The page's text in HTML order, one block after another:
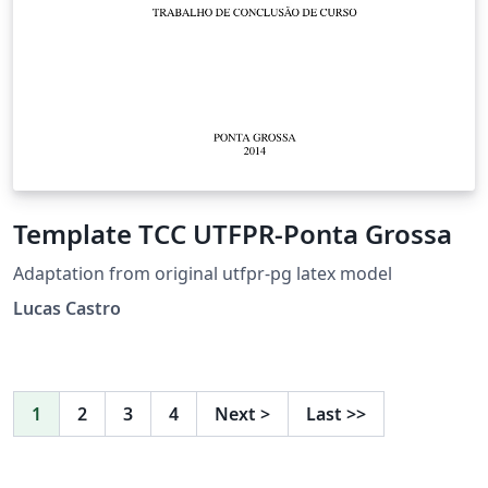
Template TCC UTFPR-Ponta Grossa
Adaptation from original utfpr-pg latex model
Lucas Castro
1 2 3 4 Next > Last >>